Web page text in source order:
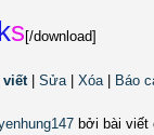
s [/download]
viết| Sửa| Xóa| Báo
bởi bài viết